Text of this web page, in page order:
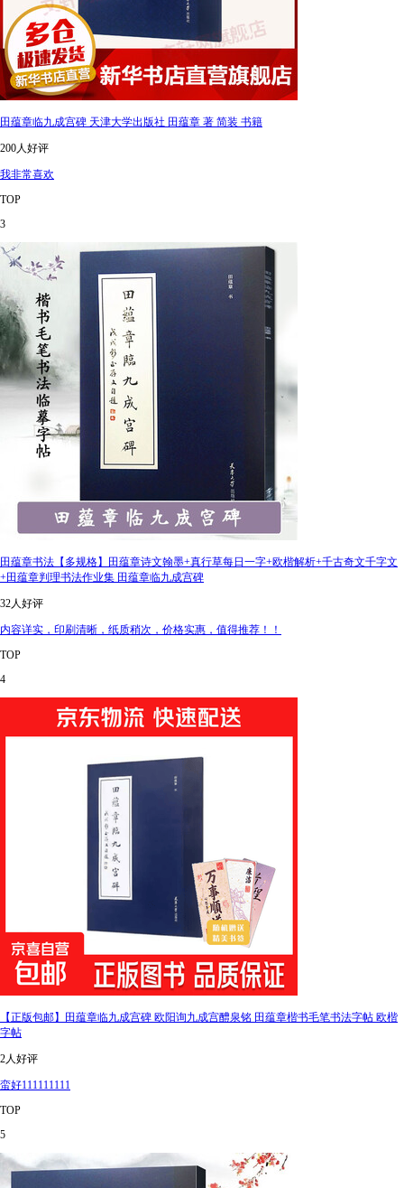
田蕴章临九成宫碑 天津大学出版社 田蕴章 著 简装 书籍
200人好评
我非常喜欢
TOP
3
田蕴章书法【多规格】田蕴章诗文翰墨+真行草每日一字+欧楷解析+千古奇文千字文
+田蕴章判理书法作业集 田蕴章临九成宫碑
32人好评
内容详实，印刷清晰，纸质稍次，价格实惠，值得推荐！！
TOP
4
【正版包邮】田蕴章临九成宫碑 欧阳询九成宫醴泉铭 田蕴章楷书毛笔书法字帖 欧楷
字帖
2人好评
蛮好111111111
TOP
5